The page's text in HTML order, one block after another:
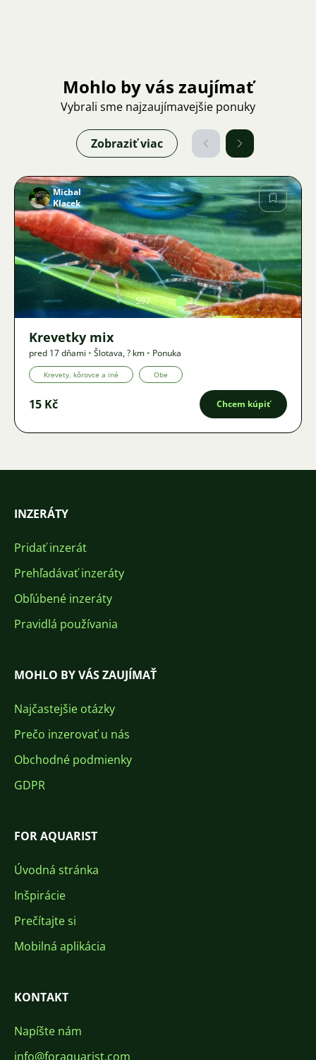
Mohlo by vás zaujímať
Vybrali sme najzaujímavejšie ponuky
Zobraziť viac
Obrázok
Michal
Klacek
597 2
Krevetky mix
pred 17 dňami • Šlotava,? km • Ponuka
Krevety, kôrovce a iné Obe
15 Kč Chcem kúpiť
INZERÁTY
Pridať inzerát
Prehľadávať inzeráty
Obľúbené inzeráty
Pravidlá používania
MOHLO BY VÁS ZAUJÍMAŤ
Najčastejšie otázky
Prečo inzerovať u nás
Obchodné podmienky
GDPR
FOR AQUARIST
Úvodná stránka
Inšpirácie
Prečítajte si
Mobilná aplikácia
KONTAKT
Napíšte nám
info@foraquarist.com